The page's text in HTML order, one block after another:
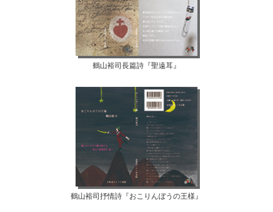
鶴山裕司長篇詩『聖遠耳』
鶴山裕司抒情詩『おこりんぼうの王様』